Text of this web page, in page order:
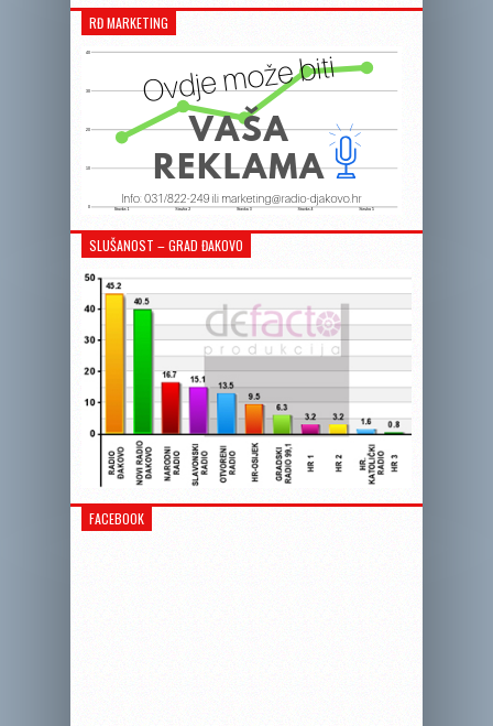
RĐ MARKETING
SLUŠANOST – GRAD ĐAKOVO
FACEBOOK